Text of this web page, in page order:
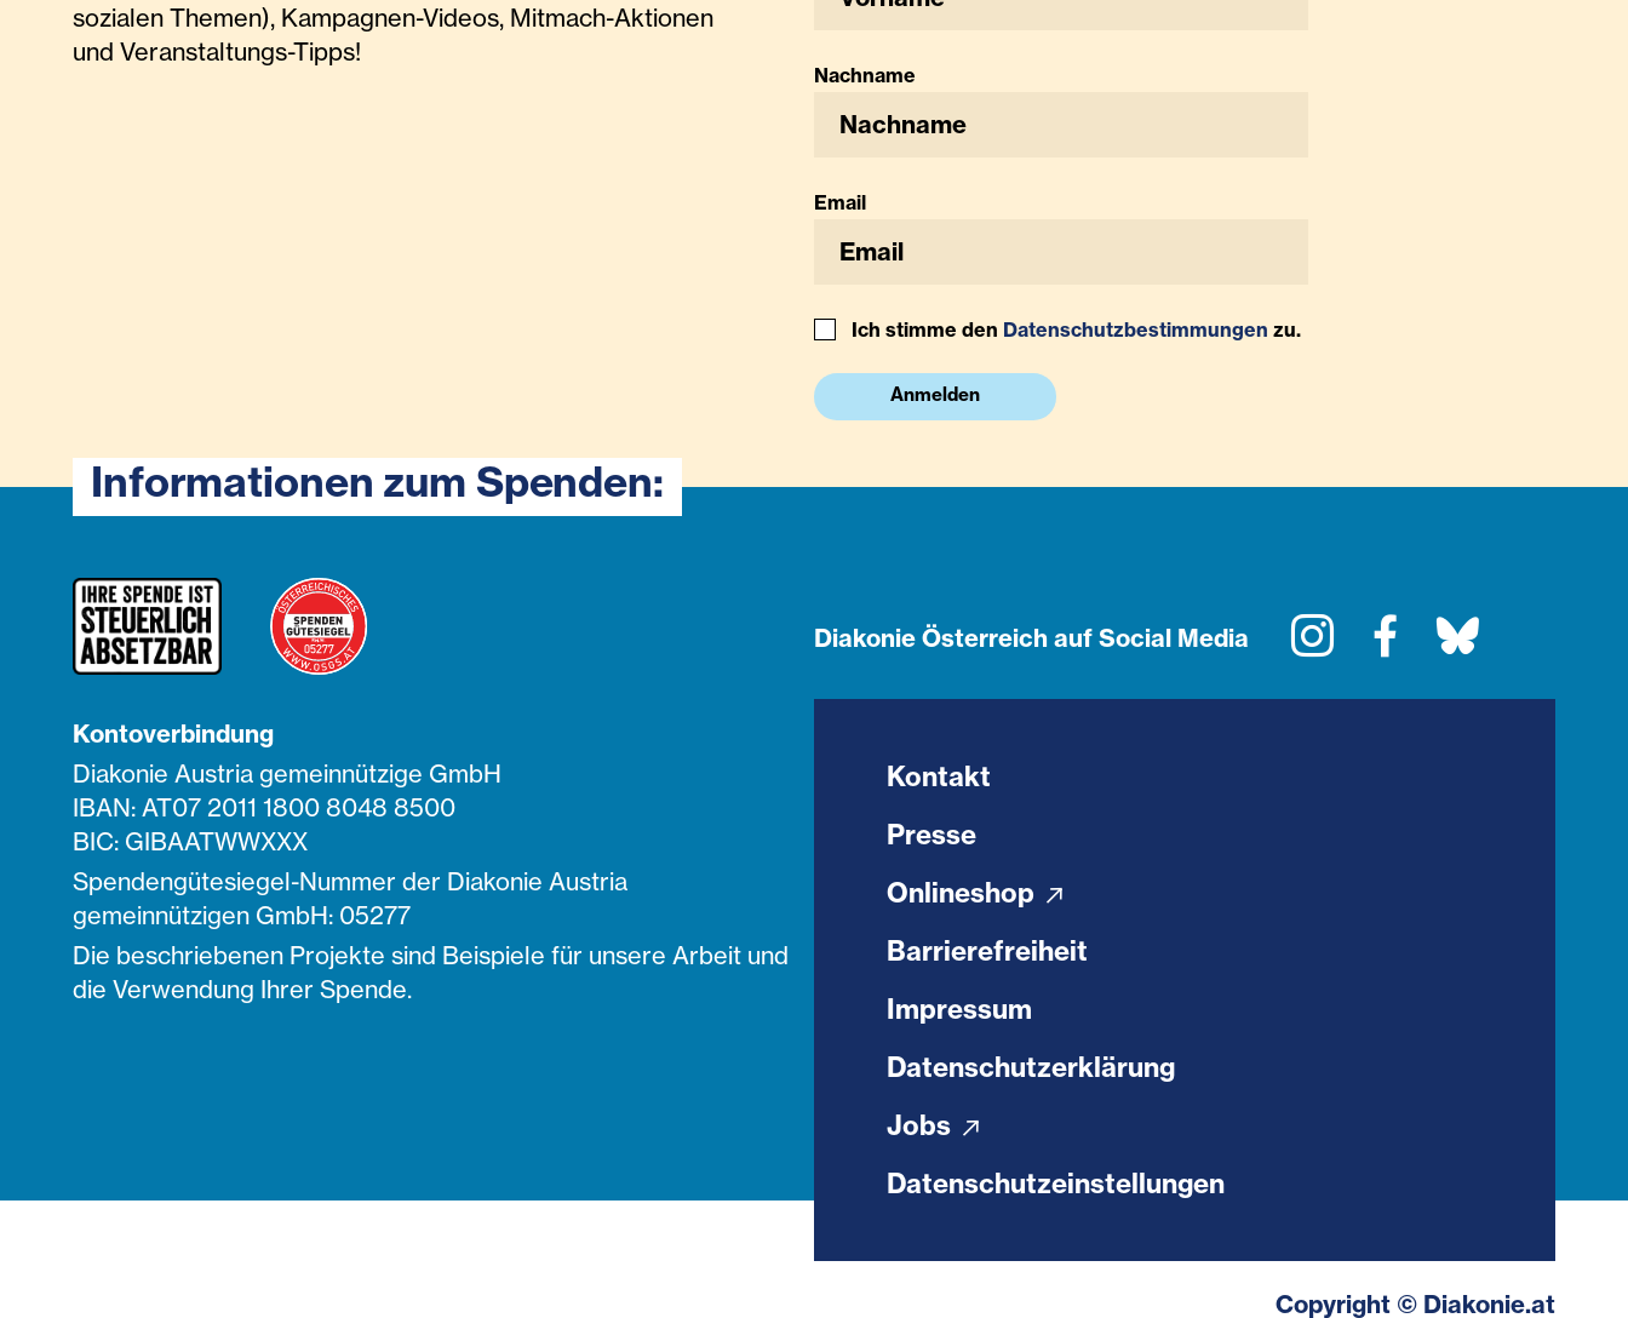
sozialen Themen), Kampagnen-Videos, Mitmach-Aktionen
und Veranstaltungs-Tipps!
Nachname
Email
Ich stimme den Datenschutzbestimmungen zu.
Anmelden
Informationen zum Spenden:
Kontoverbindung
Diakonie Austria gemeinnützige GmbH
IBAN: AT07 2011 1800 8048 8500
BIC: GIBAATWWXXX
Spendengütesiegel-Nummer der Diakonie Austria
gemeinnützigen GmbH: 05277
Die beschriebenen Projekte sind Beispiele für unsere Arbeit und
die Verwendung Ihrer Spende.
Diakonie Österreich auf Social Media InstagramFacebook
Kontakt
Presse
Onlineshop
Barrierefreiheit
Impressum
Datenschutzerklärung
Jobs
Datenschutzeinstellungen
Copyright © Diakonie.at